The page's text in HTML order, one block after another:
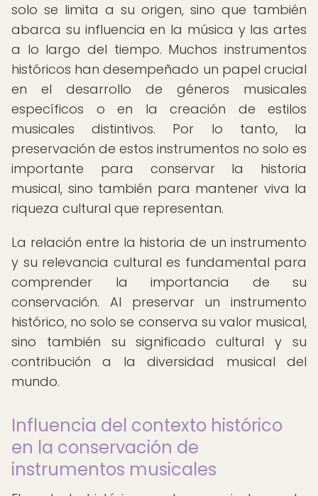
solo se limita a su origen, sino que también
abarca su influencia en la música y las artes
a lo largo del tiempo. Muchos instrumentos
históricos han desempeñado un papel crucial
en el desarrollo de géneros musicales
específicos o en la creación de estilos
musicales distintivos. Por lo tanto, la
preservación de estos instrumentos no solo es
importante para conservar la historia
musical, sino también para mantener viva la
riqueza cultural que representan.
La relación entre la historia de un instrumento
y su relevancia cultural es fundamental para
comprender la importancia de su
conservación. Al preservar un instrumento
histórico, no solo se conserva su valor musical,
sino también su significado cultural y su
contribución a la diversidad musical del
mundo.
Influencia del contexto histórico
en la conservación de
instrumentos musicales